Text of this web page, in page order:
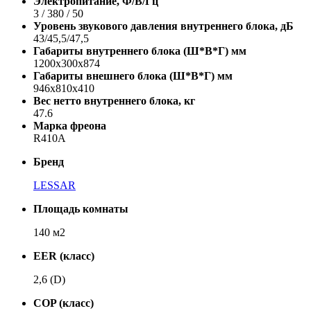
3 / 380 / 50
Уровень звукового давления внутреннего блока, дБ
43/45,5/47,5
Габариты внутреннего блока (Ш*В*Г) мм
1200x300x874
Габариты внешнего блока (Ш*В*Г) мм
946x810x410
Вес нетто внутреннего блока, кг
47.6
Марка фреона
R410A
Бренд
LESSAR
Площадь комнаты
140 м2
EER (класс)
2,6 (D)
COP (класс)